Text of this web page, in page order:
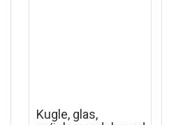
Kugle, glas,